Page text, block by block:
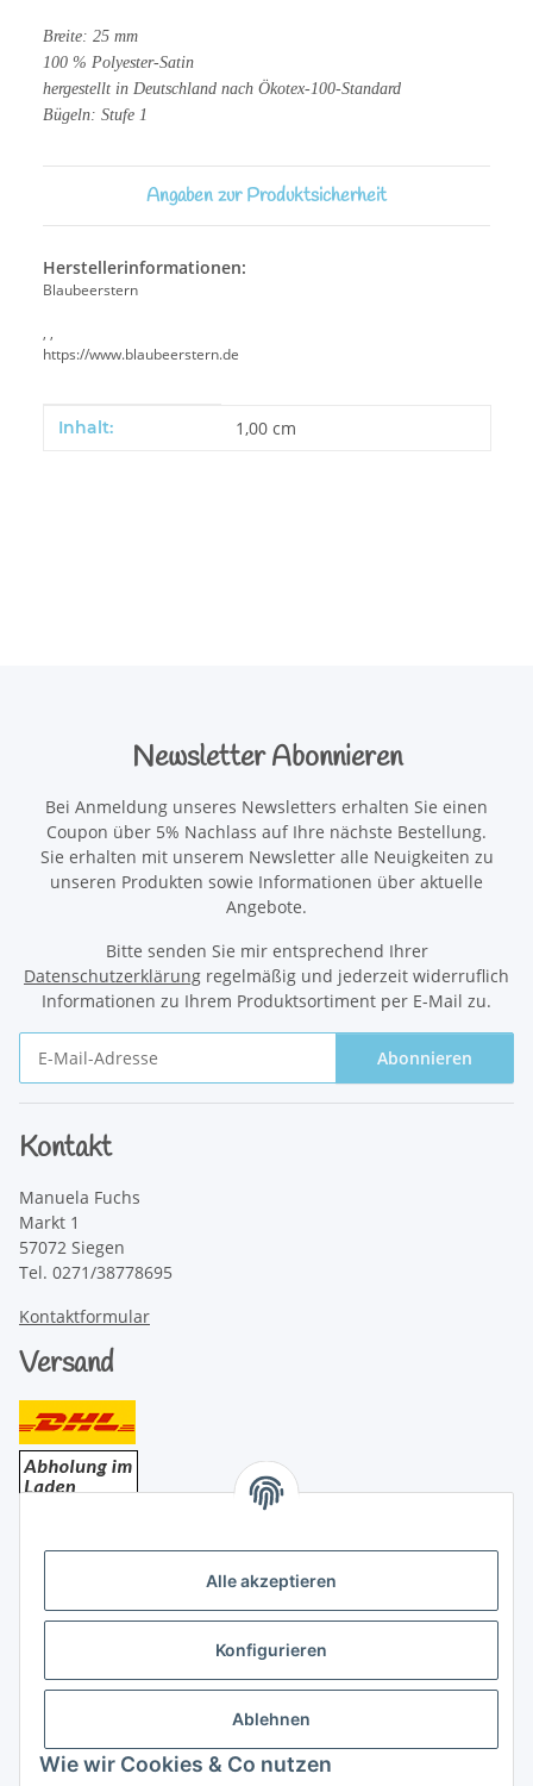
Alle akzeptieren
Konfigurieren
Ablehnen
Wie wir Cookies & Co nutzen
Breite: 25 mm
100 % Polyester-Satin
hergestellt in Deutschland nach Ökotex-100-Standard
Bügeln: Stufe 1
Angaben zur Produktsicherheit
Herstellerinformationen:
Blaubeerstern
, ,
https://www.blaubeerstern.de
Produkteigenschaft
Wert
Inhalt: 1,00 cm
Newsletter Abonnieren
Bei Anmeldung unseres Newsletters erhalten Sie einen
Coupon über 5% Nachlass auf Ihre nächste Bestellung.
Sie erhalten mit unserem Newsletter alle Neuigkeiten zu
unseren Produkten sowie Informationen über aktuelle
Angebote.
Bitte senden Sie mir entsprechend Ihrer
Datenschutzerklärung regelmäßig und jederzeit widerruflich
Informationen zu Ihrem Produktsortiment per E-Mail zu.
Abonnieren
Kontakt
Manuela Fuchs
Markt 1
57072 Siegen
Tel. 0271/38778695
Kontaktformular
Versand
Rechtliches